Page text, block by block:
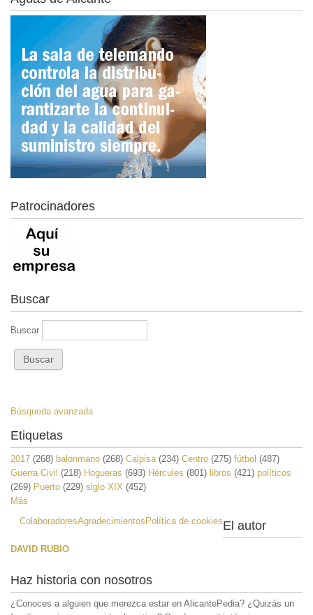
Patrocinadores
Buscar
Buscar
Búsqueda avanzada
Etiquetas
2017 (268) balonmano (268) Calpisa(234) Centro (275) fútbol (487)
Guerra Civil (218) Hogueras (693) Hércules (801) libros (421) políticos
(269) Puerto (229) siglo XIX (452)
Más
ColaboradoresAgradecimientosPolítica de cookiesEl autor
DAVID RUBIO
Haz historia con nosotros
¿Conoces a alguien que merezca estar en AlicantePedia? ¿Quizás un